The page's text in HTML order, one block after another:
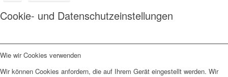
Cookie- und Datenschutzeinstellungen
Wie wir Cookies verwenden
Wir können Cookies anfordern, die auf Ihrem Gerät eingestellt werden. Wir